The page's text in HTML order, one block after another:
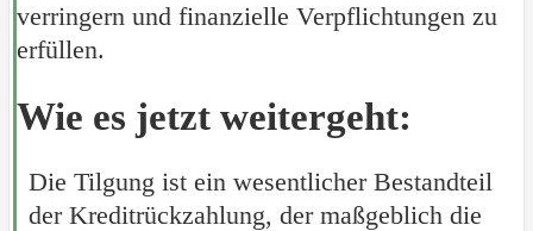
verringern und finanzielle Verpflichtungen zu
erfüllen.
Wie es jetzt weitergeht:
Die Tilgung ist ein wesentlicher Bestandteil
der Kreditrückzahlung, der maßgeblich die